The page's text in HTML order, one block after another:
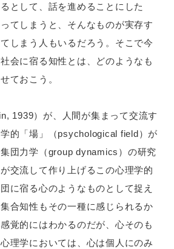
として、話を進めることにした
てしまうと、そんなものが実存す
しまう人もいるだろう。そこで今
会に宿る知性とは、どのようなも
ておこう。
1939）が、人間が集まって交流す
的「場」（psychological field）が
団力学（group dynamics）の研究
交流して作り上げるこの心理学的
に宿る心のようなものとして捉え
合知性もその一種に感じられるか
覚的にはわかるのだが、心そのも
理学においては、心は個人にのみ